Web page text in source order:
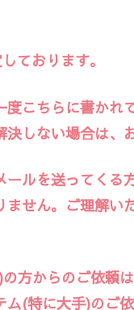
ております。
度こちらに書か
しない場合は、
ールを送ってく
せん。ご理解
方からのご依頼
(特に大手)のご